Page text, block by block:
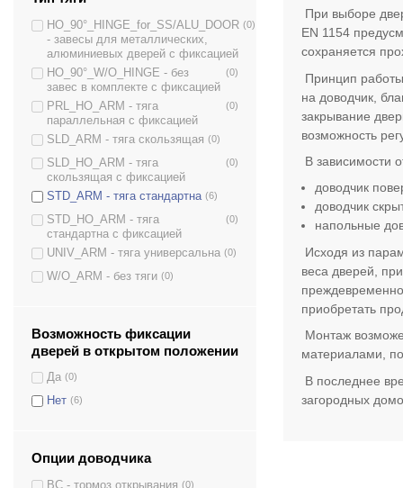
D-2050T
D-2055V (6)
D-2550T (1)
D-3550 (3)
D-3554T (2)
D-4550 (3)
DS-1504 (2)
DS-1554
DS-1554P
DS-2005V (2)
DS-2050T (3)
DS-2550
DS-3550T (3)
(3)
HO_90°_HINGE_for_SS/ALU_DOOR
- завесы для металлических,
алюминиевых дверей с фиксацией
(0)
HO_90°_W/O_HINGE - без
завес в комплекте с фиксацией
(0)
PRL_HO_ARM - тяга
параллельная с фиксацией
(0)
SLD_ARM - тяга скользящая (0)
SLD_HO_ARM - тяга
скользящая с фиксацией
(0)
STD_ARM - тяга стандартна (6)
STD_HO_ARM - тяга
стандартна с фиксацией
(0)
UNIV_ARM - тяга универсальна (0)
W/O_ARM - без тяги (0)
Возможность фиксации
дверей в открытом положении
Да (0)
Нет (6)
Опции доводчика
BC - тормоз открывания (0)
При выборе
EN 1154
сохраняется
Принцип
на доводчик,
закрывание
возможность
В зависимости
доводчик
доводчик
напольные
Исходя из
веса дверей,
приобретать
Монтаж
материалами,
В последнее
загородных